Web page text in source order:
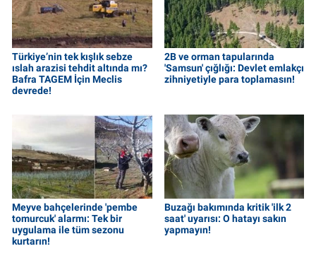
Türkiye’nin tek kışlık sebze
ıslah arazisi tehdit altında mı?
Bafra TAGEM İçin Meclis
devrede!
2B ve orman tapularında
'Samsun' çığlığı: Devlet emlakçı
zihniyetiyle para toplamasın!
Meyve bahçelerinde 'pembe
tomurcuk' alarmı: Tek bir
uygulama ile tüm sezonu
kurtarın!
Buzağı bakımında kritik 'ilk 2
saat' uyarısı: O hatayı sakın
yapmayın!